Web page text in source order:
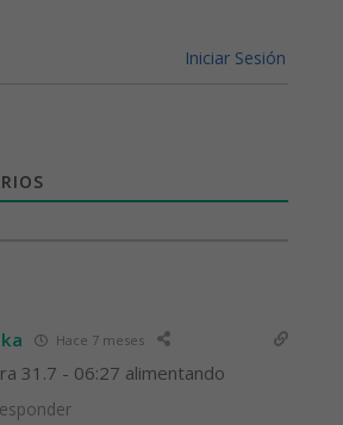
Iniciar Sesión
Hace 7 meses
31.7 - 06:27 alimentando